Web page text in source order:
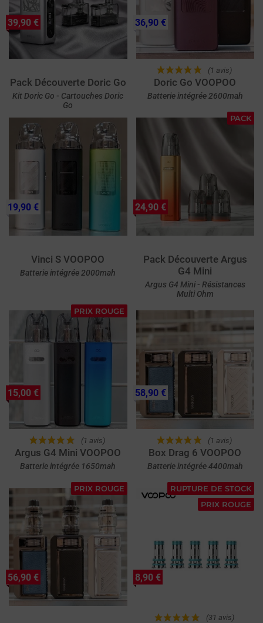
Pack Découverte Doric Go
Kit Doric Go - Cartouches Doric
Go
39,90 €
(1 avis)
Doric Go VOOPOO
Batterie intégrée 2600mah
36,90 €
Vinci S VOOPOO
Batterie intégrée 2000mah
19,90 €
PACK
Pack Découverte Argus
G4 Mini
Argus G4 Mini - Résistances
Multi Ohm
24,90 €
PRIX ROUGE
(1 avis)
Argus G4 Mini VOOPOO
Batterie intégrée 1650mah
15,00 €
(1 avis)
Box Drag 6 VOOPOO
Batterie intégrée 4400mah
58,90 €
PRIX ROUGE
56,90 €
RUPTURE DE STOCK
PRIX ROUGE
(31 avis)
8,90 €